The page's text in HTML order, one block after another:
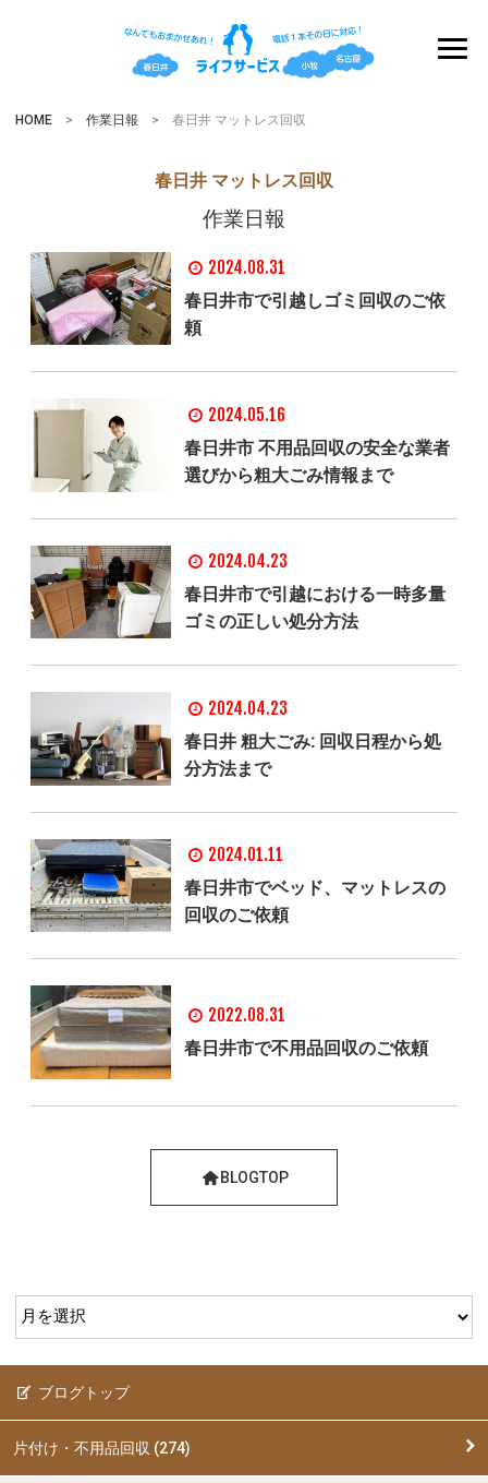
HOME > 作業日報 > 春日井 マットレス回収
春日井 マットレス回収
作業日報
2024.08.31
春日井市で引越しゴミ回収のご依
頼
2024.05.16
春日井市 不用品回収の安全な業者
選びから粗大ごみ情報まで
2024.04.23
春日井市で引越における一時多量
ゴミの正しい処分方法
2024.04.23
春日井 粗大ごみ: 回収日程から処
分方法まで
2024.01.11
春日井市でベッド、マットレスの
回収のご依頼
2022.08.31
春日井市で不用品回収のご依頼
BLOGTOP
ブログトップ
片付け・不用品回収 (274)